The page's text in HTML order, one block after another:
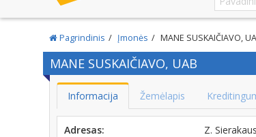
Pagrindinis Įmonės MANE SUSKAIČIAVO,
MANE SUSKAIČIAVO, UAB
Informacija Žemėlapis
Adresas:
Z.